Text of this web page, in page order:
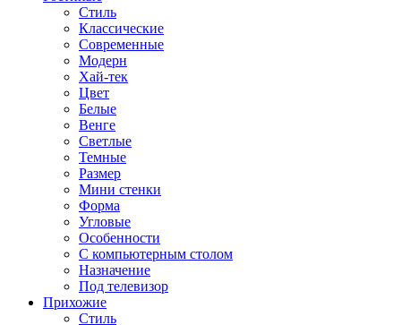
Стиль
Классические
Современные
Модерн
Хай-тек
Цвет
Белые
Венге
Светлые
Темные
Размер
Мини стенки
Форма
Угловые
Особенности
С компьютерным столом
Назначение
Под телевизор
Прихожие
Стиль